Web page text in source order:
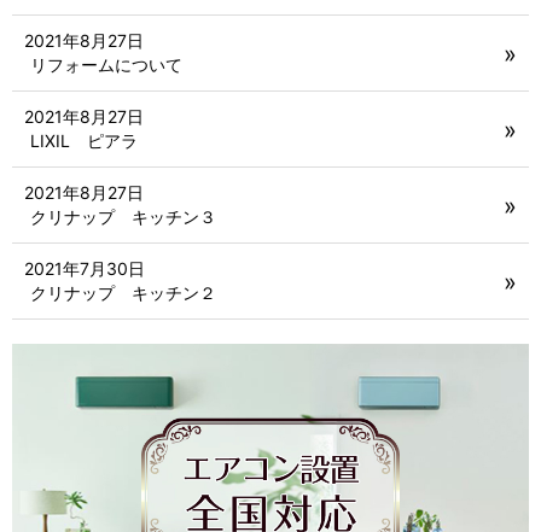
リフォームについて
2021年8月27日
LIXIL ピアラ
2021年8月27日
クリナップ キッチン３
2021年8月27日
クリナップ キッチン２
2021年7月30日